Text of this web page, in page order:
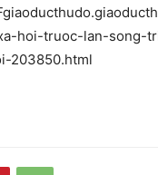
hoi-truoc-lan-song-
203850.html